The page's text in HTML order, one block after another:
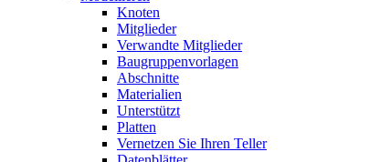
Knoten
Mitglieder
Verwandte Mitglieder
Baugruppenvorlagen
Abschnitte
Materialien
Unterstützt
Platten
Vernetzen Sie Ihren Teller